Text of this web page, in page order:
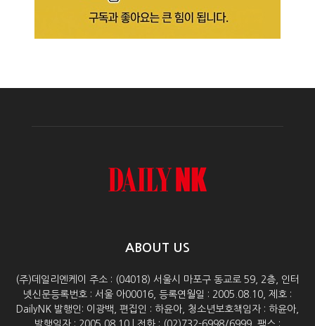
ABOUT US
(주)데일리엔케이 주소 : (04018) 서울시 마포구 동교로 59, 2층, 인터
넷신문등록번호 : 서울 아00016, 등록연월일 : 2005.08.10, 제호 :
DailyNK 발행인: 이광백, 편집인 : 하윤아, 청소년보호책임자 : 하윤아,
발행일자 : 2005.08.10 | 전화 : (02)732-6998/6999, 팩스 :